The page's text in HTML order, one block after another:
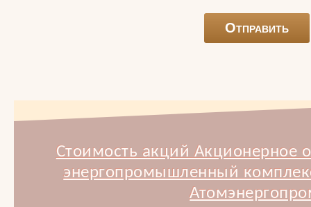
Стоимость акций Акционерное
энергопромышленный